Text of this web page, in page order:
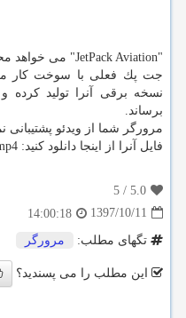
"JetPack Aviation" می خواهد محصول خودرا به عموم مردم بفروشد.
جت پك فعلی با سوخت كار
برساند.
مرورگر شما از ویدئو پشتیبانی
فایل آنرا از اینجا دانلود كنید: video/mp4
5.0
/
5
1397/10/11
14:00:18
تگهای مطلب:
مرورگر
این مطلب را می پسندید؟